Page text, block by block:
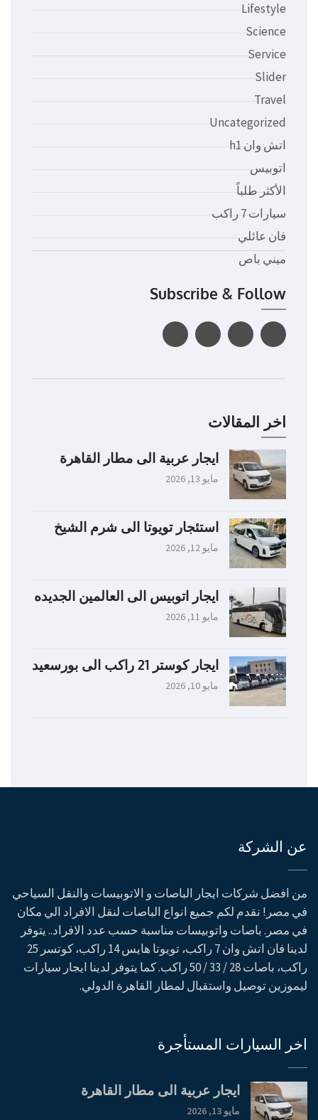
Lifestyle
Science
Service
Slider
Travel
Uncategorized
اتش وان h1
اتوبيس
الأكثر طلباً
سيارات 7 راكب
فان عائلي
ميني باص
Subscribe & Follow
اخر المقالات
ايجار عربية الى مطار القاهرة
مايو 13, 2026
استئجار تويوتا الى شرم الشيخ
مايو 12, 2026
ايجار اتوبيس الى العالمين الجديده
مايو 11, 2026
ايجار كوستر 21 راكب الى بورسعيد
مايو 10, 2026
عن الشركة
من افضل شركات ايجار الباصات و الاتوبيسات والنقل السياحي
في مصر! نقدم لكم جميع انواع الباصات لنقل الافراد الي مكان
في مصر. باصات واتوبيسات مناسبة حسب عدد الافراد.. يتوفر
لدينا فان اتش وان 7 راكب، تويوتا هايس 14 راكب، كوتسر 25
راكب، باصات 28 / 33 / 50 راكب. كما يتوفر لدينا ايجار سيارات
ليموزين توصيل واستقبال لمطار القاهرة الدولي.
اخر السيارات المستأجرة
ايجار عربية الى مطار القاهرة
مايو 13, 2026